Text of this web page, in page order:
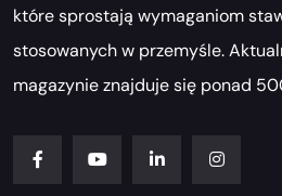
które sprostają wymaganiom
stosowanych w przemyśle.
magazynie znajduje się ponad